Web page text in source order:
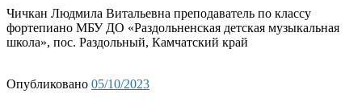
Чичкан Людмила Витальевна преподаватель по классу
фортепиано МБУ ДО «Раздольненская детская музыкальная
школа», пос. Раздольный, Камчатский край
Опубликовано 05/10/2023